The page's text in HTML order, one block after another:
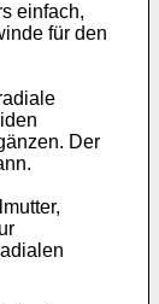
einfach,
für den
Der